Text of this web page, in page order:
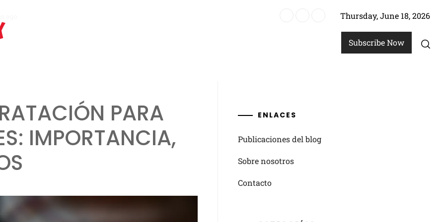
Thursday, June 18, 2026
Subscribe Now
PARA
IMPORTANCIA,
ENLACES
Publicaciones del blog
Sobre nosotros
Contacto